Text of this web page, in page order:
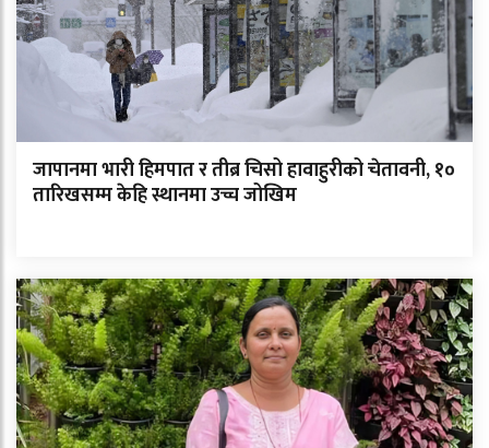
जापानमा भारी हिमपात र तीब्र चिसो हावाहुरीको चेतावनी, १०
तारिखसम्म केहि स्थानमा उच्च जोखिम